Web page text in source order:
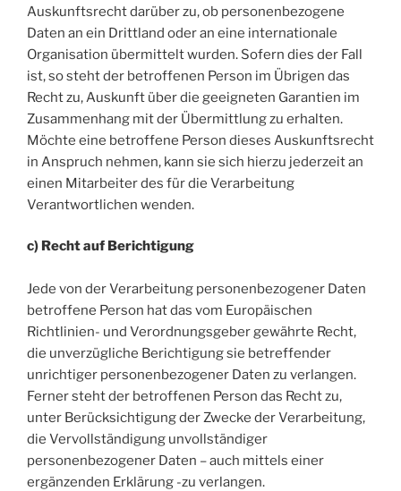
Auskunftsrecht darüber zu, ob personenbezogene
Daten an ein Drittland oder an eine internationale
Organisation übermittelt wurden. Sofern dies der Fall
ist, so steht der betroffenen Person im Übrigen das
Recht zu, Auskunft über die geeigneten Garantien im
Zusammenhang mit der Übermittlung zu erhalten.
Möchte eine betroffene Person dieses Auskunftsrecht
in Anspruch nehmen, kann sie sich hierzu jederzeit an
einen Mitarbeiter des für die Verarbeitung
Verantwortlichen wenden.
c) Recht auf Berichtigung
Jede von der Verarbeitung personenbezogener Daten
betroffene Person hat das vom Europäischen
Richtlinien- und Verordnungsgeber gewährte Recht,
die unverzügliche Berichtigung sie betreffender
unrichtiger personenbezogener Daten zu verlangen.
Ferner steht der betroffenen Person das Recht zu,
unter Berücksichtigung der Zwecke der Verarbeitung,
die Vervollständigung unvollständiger
personenbezogener Daten – auch mittels einer
ergänzenden Erklärung -zu verlangen.